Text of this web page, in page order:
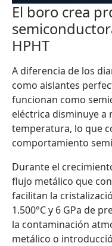
El boro crea
HPHT
A diferencia de los
como aislantes
funcionan como
eléctrica disminuye a
temperatura, lo que
comportamiento
Durante el
flujo metálico que
facilitan la
1.500°C y 6 GPa de
la contaminación
metálico o